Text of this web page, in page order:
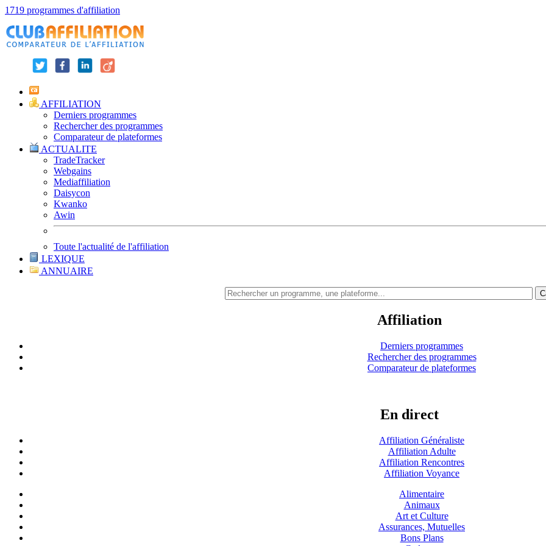
1719 programmes d'affiliation
AFFILIATION
Derniers programmes
Rechercher des programmes
Comparateur de plateformes
ACTUALITE
TradeTracker
Webgains
Mediaffiliation
Daisycon
Kwanko
Awin
Toute l'actualité de l'affiliation
LEXIQUE
ANNUAIRE
Affiliation
Derniers programmes
Rechercher des programmes
Comparateur de plateformes
En direct
Affiliation Généraliste
Affiliation Adulte
Affiliation Rencontres
Affiliation Voyance
Alimentaire
Animaux
Art et Culture
Assurances, Mutuelles
Bons Plans